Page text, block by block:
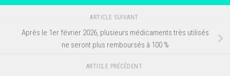
ARTICLE SUIVANT
Après le 1er février 2026, plusieurs médicaments très utilisés
ne seront plus remboursés à 100 %
ARTICLE PRÉCÉDENT